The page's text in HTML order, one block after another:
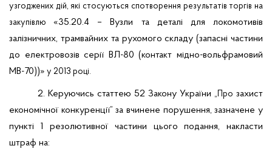
узгоджених дій, які стосуються спотворення результатів торгів на
закупівлю«35.20.4 – Вузли та деталі для локомотивів
залізничних, трамвайних та рухомого складу (запасні частини
до електровозів серії ВЛ-80 (контакт мідно-вольфрамовий
МВ-70))» у 2013 році.
2. Керуючись статтею 52 Закону України „Про захист
економічної конкуренції” за вчинене порушення, зазначене у
пункті 1 резолютивної частини цього подання, накласти
штраф на: